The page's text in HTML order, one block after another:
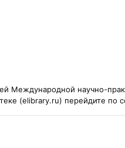
Международной научно-
(elibrary.ru) перейдите по